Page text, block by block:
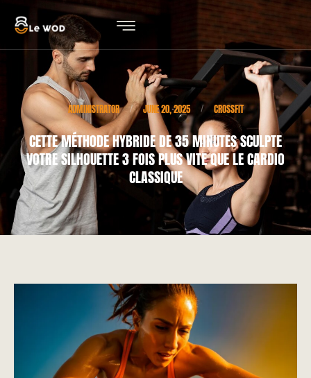
ADMINISTRATOR / JUNE 20, 2025 / CROSSFIT
CETTE MÉTHODE HYBRIDE DE 35 MINUTES SCULPTE
VOTRE SILHOUETTE 3 FOIS PLUS VITE QUE LE CARDIO
CLASSIQUE